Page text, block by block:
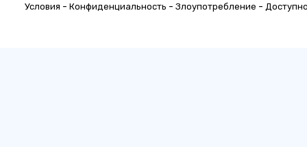
Условия - Конфиденциальность - Злоупотребление -